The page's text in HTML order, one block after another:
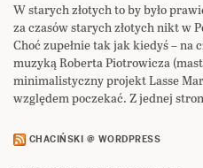
W starych złotych to by było
za czasów starych złotych nikt w
Choć zupełnie tak jak kiedyś –
muzyką Roberta Piotrowicza
minimalistyczny projekt Lasse
względem poczekać. Z jednej
CHACIŃSKI @ WORDPRESS